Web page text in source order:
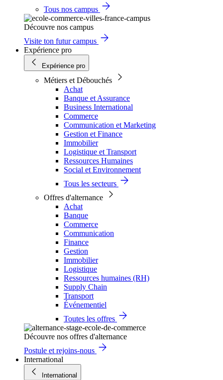
Tous nos campus
Découvre nos campus
Visite ton futur campus
Expérience pro
Expérience pro
Métiers et Débouchés
Achat
Banque et Assurance
Business International
Commerce
Communication et Marketing
Gestion et Finance
Immobilier
Logistique et Transport
Ressources Humaines
Social et Environnement
Tous les secteurs
Offres d'alternance
Achat
Banque
Commerce
Communication
Finance
Gestion
Immobilier
Logistique
Ressources humaines (RH)
Supply Chain
Transport
Événementiel
Toutes les offres
Découvre nos offres d'alternance
Postule et rejoins-nous
International
International